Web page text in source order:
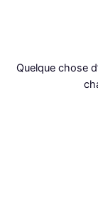
Quelque chose